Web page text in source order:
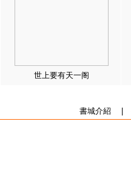
世上要有天一阁
書城介紹